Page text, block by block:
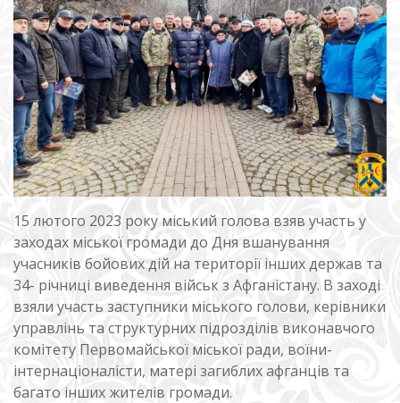
15 лютого 2023 року міський голова взяв участь у
заходах міської громади до Дня вшанування
учасників бойових дій на території інших держав та
34- річниці виведення військ з Афганістану. В заході
взяли участь заступники міського голови, керівники
управлінь та структурних підрозділів виконавчого
комітету Первомайської міської ради, воїни-
інтернаціоналісти, матері загиблих афганців та
багато інших жителів громади.